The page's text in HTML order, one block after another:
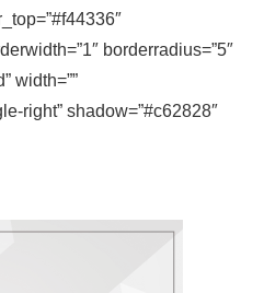
borderradius=”5″
width=””
right” shadow=”#c62828″